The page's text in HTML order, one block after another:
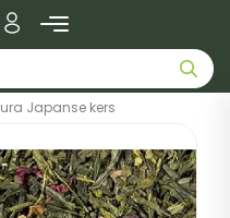
Japanse kers